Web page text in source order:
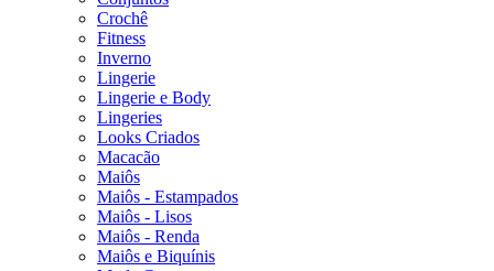
Crochê
Fitness
Inverno
Lingerie
Lingerie e Body
Lingeries
Looks Criados
Macacão
Maiôs
Maiôs - Estampados
Maiôs - Lisos
Maiôs - Renda
Maiôs e Biquínis